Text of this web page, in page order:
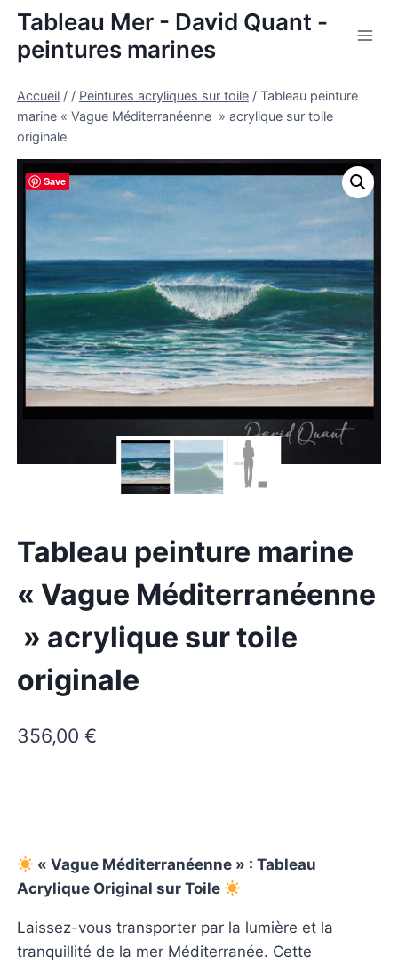
Aller
contenu
Tableau Mer - David Quant -
peintures marines
Accueil / / Peintures acryliques sur toile / Tableau peinture
marine « Vague Méditerranéenne » acrylique sur toile
originale
Save
Tableau peinture marine
« Vague Méditerranéenne
» acrylique sur toile
originale
356,00 €
« Vague Méditerranéenne » : Tableau
Acrylique Original sur Toile
Laissez-vous transporter par la lumière et la
tranquillité de la mer Méditerranée. Cette